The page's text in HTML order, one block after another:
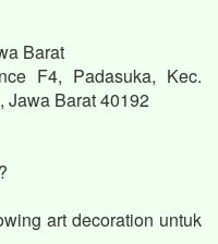
Barat
F4, Padasuka, Kec.
Jawa Barat 40192
art decoration untuk